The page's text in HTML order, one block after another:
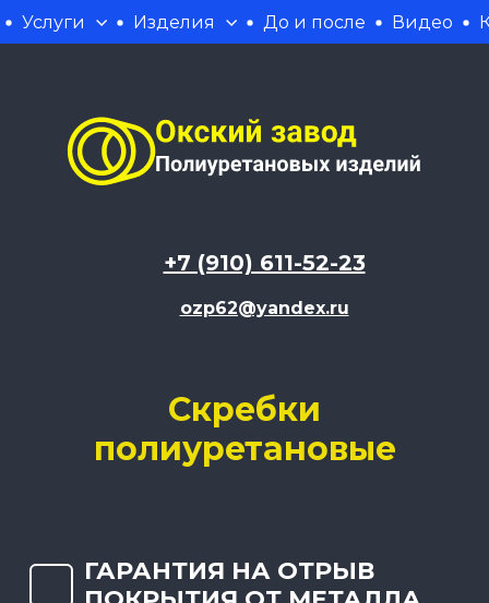
Услуги Изделия До и после Видео
+7 (910) 611-52-23
ozp62@yandex.ru
ГАРАНТИЯ НА ОТРЫВ
Скребки
полиуретановые